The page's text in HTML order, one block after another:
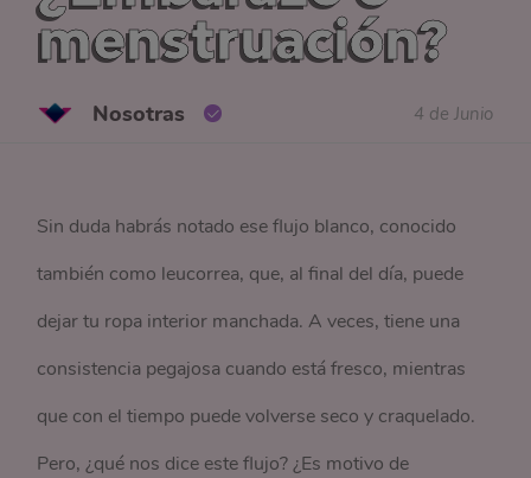
menstruación?
Nosotras 4 de Junio
Sin duda habrás notado ese flujo blanco, conocido
también como leucorrea, que, al final del día, puede
dejar tu ropa interior manchada. A veces, tiene una
consistencia pegajosa cuando está fresco, mientras
que con el tiempo puede volverse seco y craquelado.
Pero, ¿qué nos dice este flujo? ¿Es motivo de